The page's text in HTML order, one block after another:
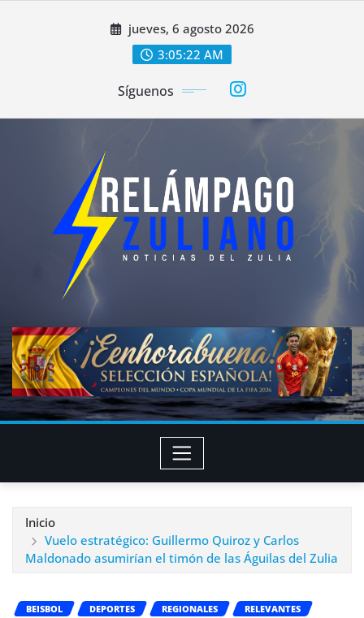
jueves, 6 agosto 2026
3:05:24 AM
Síguenos
Inicio
Vuelo estratégico: Guillermo Quiroz y Carlos
Maldonado asumirían el timón de las Águilas del Zulia
BEISBOL DEPORTES REGIONALES RELEVANTES